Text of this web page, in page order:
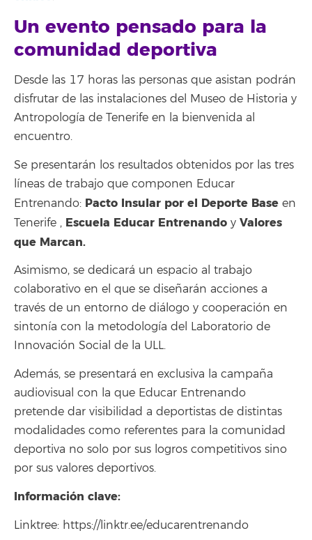
Un evento pensado para la
comunidad deportiva
Desde las 17 horas las personas que asistan podrán
disfrutar de las instalaciones del Museo de Historia y
Antropología de Tenerife en la bienvenida al
encuentro.
Se presentarán los resultados obtenidos por las tres
líneas de trabajo que componen Educar
Entrenando: Pacto Insular por el Deporte Base en
Tenerife , Escuela Educar Entrenando y Valores
que Marcan.
Asimismo, se dedicará un espacio al trabajo
colaborativo en el que se diseñarán acciones a
través de un entorno de diálogo y cooperación en
sintonía con la metodología del Laboratorio de
Innovación Social de la ULL.
Además, se presentará en exclusiva la campaña
audiovisual con la que Educar Entrenando
pretende dar visibilidad a deportistas de distintas
modalidades como referentes para la comunidad
deportiva no solo por sus logros competitivos sino
por sus valores deportivos.
Información clave:
Linktree: https://linktr.ee/educarentrenando